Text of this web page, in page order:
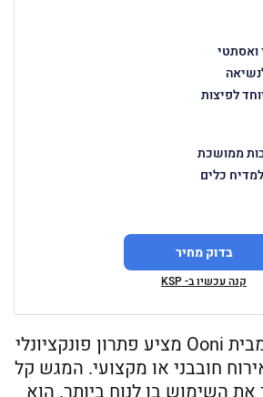
ואסתטי
לפיצות
ממושכת
כלים
בדוק מחיר
קנה עכשיו ב- KSP
מגש עץ הבמבוק מבית Ooni מציע פתרון פונקציונלי
חובבני או מקצועי. המגש קל
השימוש בו לנוח ביותר. הוא